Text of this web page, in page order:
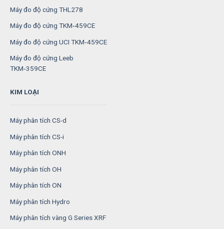
Máy đo độ cứng THL278
Máy đo độ cứng TKM‑459CE
Máy đo độ cứng UCI TKM‑459CE
Máy đo độ cứng Leeb
TKM‑359CE
KIM LOẠI
Máy phân tích CS-d
Máy phân tích CS-i
Máy phân tích ONH
Máy phân tích OH
Máy phân tích ON
Máy phân tích Hydro
Máy phân tích vàng G Series XRF